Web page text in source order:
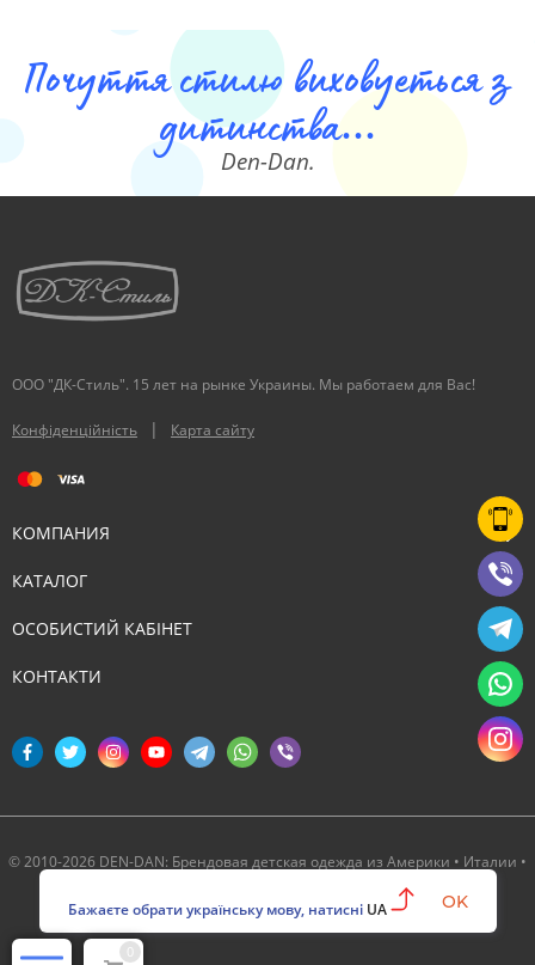
Почуття стилю виховуеться з
дитинства...
Den-Dan.
ООО "ДК-Стиль". 15 лет на рынке Украины. Мы работаем для Вас!
Конфіденційність | Карта сайту
КОМПАНИЯ
КАТАЛОГ
ОСОБИСТИЙ КАБІНЕТ
КОНТАКТИ
© 2010-2026 DEN-DAN: Брендовая детская одежда из Америки • Италии •
0
Бажаєте обрати українську мову, натисні UA OK